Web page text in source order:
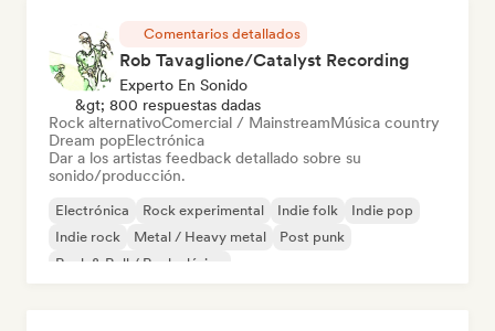
Comentarios detallados
Rob Tavaglione/Catalyst Recording
Experto En Sonido
&gt; 800 respuestas dadas
Rock alternativoComercial / MainstreamMúsica country
Dream popElectrónica
Dar a los artistas feedback detallado sobre su
sonido/producción.
Electrónica Rock experimental Indie folk
Indie pop
Indie rock
Metal / Heavy metal
Post punk
Rock & Roll / Rock clásico